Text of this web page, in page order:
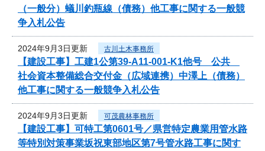
（一般分）蟻川釣瓶線（債務）他工事に関する一般競
争入札公告
2024年9月3日更新 古川土木事務所
【建設工事】工建1公第39-A11-001-K1他号 公共
社会資本整備総合交付金（広域連携）中澤上（債務）
他工事に関する一般競争入札公告
2024年9月3日更新 可茂農林事務所
【建設工事】可特工第0601号／県営特定農業用管水路
等特別対策事業坂祝東部地区第7号管水路工事に関す